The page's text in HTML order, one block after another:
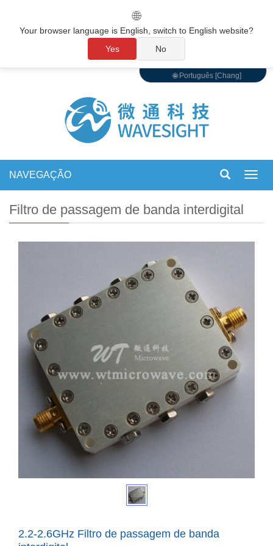
🌐 Português [Chang]
NAVEGAÇÃO
Filtro de passagem de banda interdigital
2.2-2.6GHz Filtro de passagem de banda
🌐
Your browser language is English, switch to English website?
Yes
No